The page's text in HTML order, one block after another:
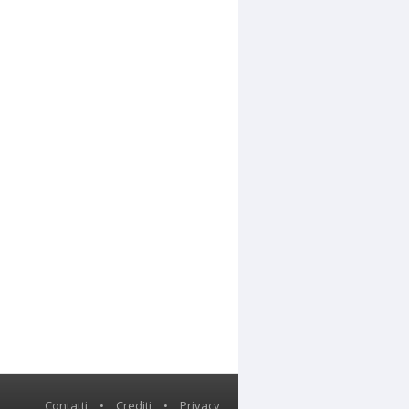
Contatti • Crediti • Privacy